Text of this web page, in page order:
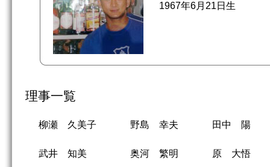
1967年6月21日生
理事一覧
柳瀬 久美子 野島 幸夫 田中 陽
武井 知美 奥河 繁明 原 大悟